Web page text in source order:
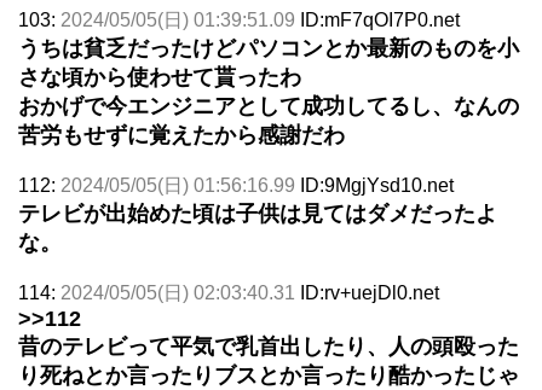
103: 2024/05/05(日) 01:39:51.09 ID:mF7qOI7P0.net
うちは貧乏だったけどパソコンとか最新のものを小
さな頃から使わせて貰ったわ
おかげで今エンジニアとして成功してるし、なんの
苦労もせずに覚えたから感謝だわ
112: 2024/05/05(日) 01:56:16.99 ID:9MgjYsd10.net
テレビが出始めた頃は子供は見てはダメだったよ
な。
114: 2024/05/05(日) 02:03:40.31 ID:rv+uejDl0.net
>>112
昔のテレビって平気で乳首出したり、人の頭殴った
り死ねとか言ったりブスとか言ったり酷かったじゃ